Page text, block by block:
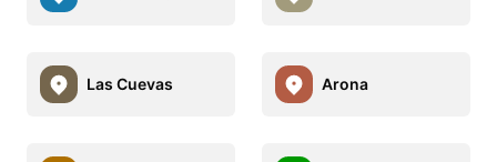
Las Cuevas Arona